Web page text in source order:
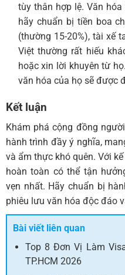
tùy thân hợp lệ. Văn
hãy chuẩn bị tiền boa
(thường 15-20%), tài xế
Việt thường rất hiếu
hoặc xin lời khuyên từ
văn hóa của họ sẽ được
Kết luận
Khám phá cộng đồng
hành trình đầy ý nghĩa,
và ẩm thực khó quên. Với
hoàn toàn có thể tận
vẹn nhất. Hãy chuẩn bị
phiêu lưu văn hóa độc đáo
Bài viết liên quan
Top 8 Đơn Vị Làm
TP.HCM 2026